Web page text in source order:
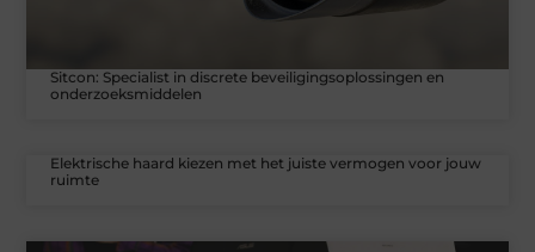
Sitcon: Specialist in discrete beveiligingsoplossingen en
onderzoeksmiddelen
Elektrische haard kiezen met het juiste vermogen voor jouw
ruimte